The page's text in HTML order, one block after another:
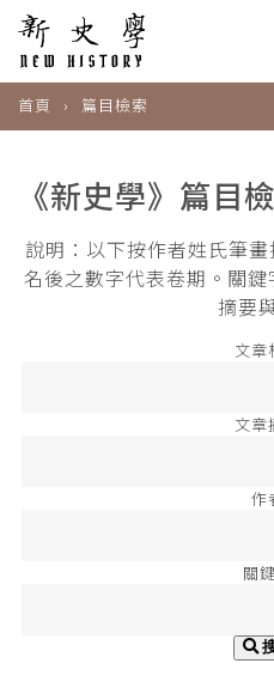
首頁 篇目檢索
《新史學》篇目
說明：以下按作者姓氏筆
名後之數字代表卷期。關
摘要
文章
文章
作
關